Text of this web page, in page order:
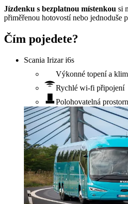
Jízdenku s bezplatnou místenkou si
přiměřenou hotovostí nebo jednoduše
Čím pojedete?
Scania Irizar i6s
Výkonné topení a
Rychlé wi-fi připojení
Polohovatelná